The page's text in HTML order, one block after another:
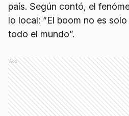
país. Según contó, el
lo local: “El boom no es
todo el mundo”.
Ads